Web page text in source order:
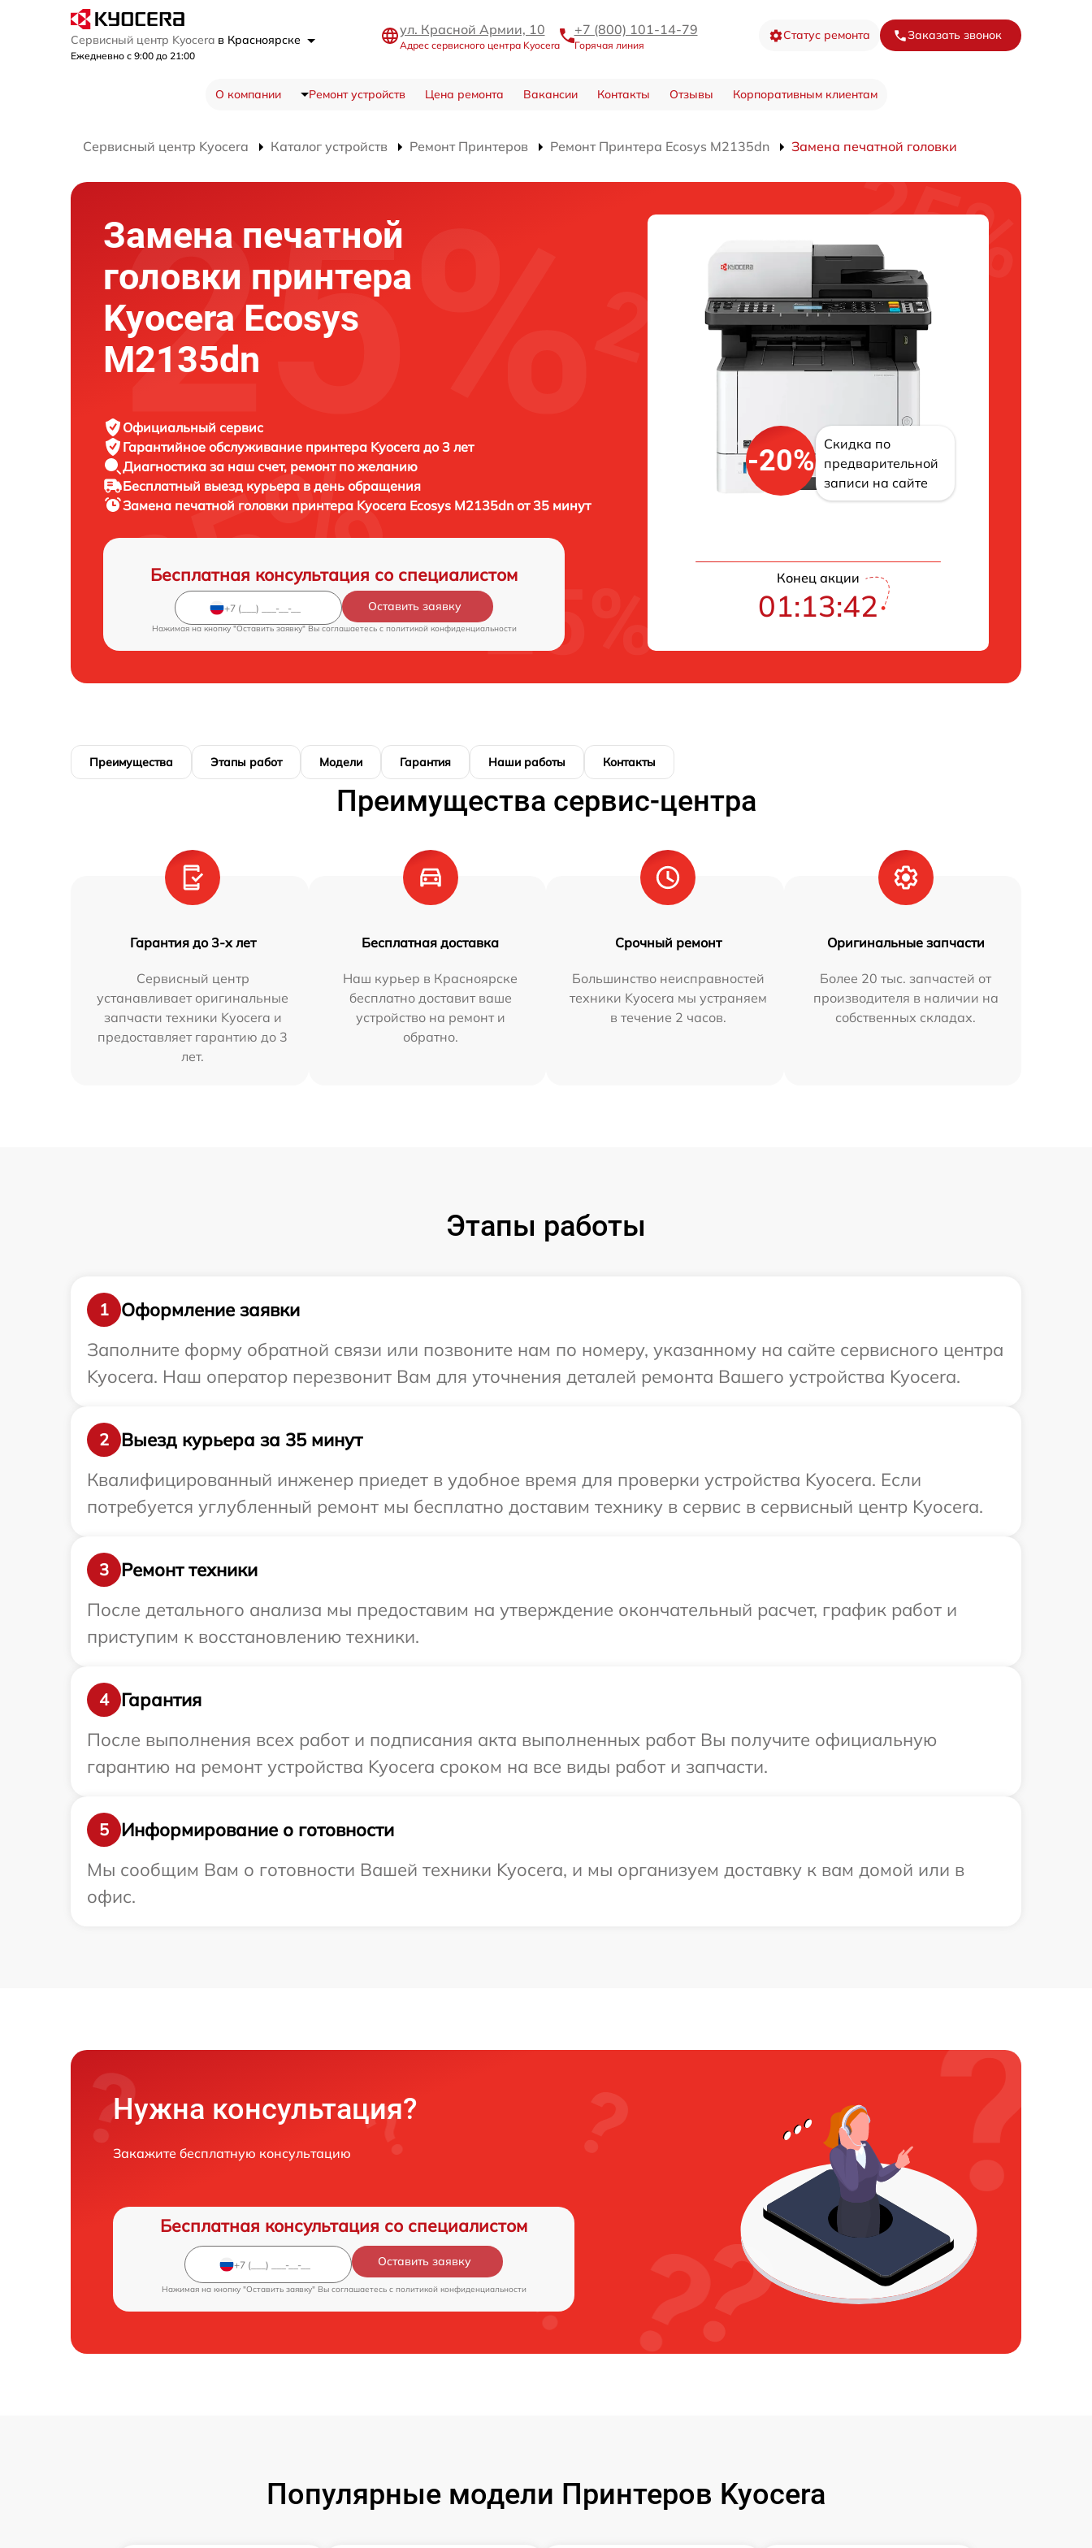
Сервисный центр Kyocera в Красноярске
Ежедневно с 9:00 до 21:00
ул. Красной Армии, 10
Адрес сервисного центра Kyocera
+7 (800) 101-14-79
Горячая линия
Статус ремонта Заказать звонок
О компании Ремонт устройств Цена ремонта Вакансии Контакты Отзывы Корпоративным клиентам
Сервисный центр Kyocera Каталог устройств Ремонт Принтеров Ремонт Принтера Ecosys M2135dn Замена печатной головки
Замена печатной
головки принтера
Kyocera Ecosys
M2135dn
Официальный сервис
Гарантийное обслуживание принтера Kyocera до 3 лет
Диагностика за наш счет, ремонт по желанию
Бесплатный выезд курьера в день обращения
Замена печатной головки принтера Kyocera Ecosys M2135dn от 35 минут
Бесплатная консультация со специалистом
Оставить заявку
Нажимая на кнопку "Оставить заявку" Вы соглашаетесь c политикой конфиденциальности
-20%
Скидка по
предварительной
записи на сайте
Конец акции
01:13:41
Преимущества Этапы работ Модели Гарантия Наши работы Контакты
Преимущества сервис-центра
Гарантия до 3-х лет
Сервисный центр
устанавливает оригинальные
запчасти техники Kyocera и
предоставляет гарантию до 3
лет.
Бесплатная доставка
Наш курьер в Красноярске
бесплатно доставит ваше
устройство на ремонт и
обратно.
Срочный ремонт
Большинство неисправностей
техники Kyocera мы устраняем
в течение 2 часов.
Оригинальные запчасти
Более 20 тыс. запчастей от
производителя в наличии на
собственных складах.
Этапы работы
1
Оформление заявки
Заполните форму обратной связи или позвоните нам по номеру, указанному на сайте сервисного центра
Kyocera. Наш оператор перезвонит Вам для уточнения деталей ремонта Вашего устройства Kyocera.
2
Выезд курьера за 35 минут
Квалифицированный инженер приедет в удобное время для проверки устройства Kyocera. Если
потребуется углубленный ремонт мы бесплатно доставим технику в сервис в сервисный центр Kyocera.
3
Ремонт техники
После детального анализа мы предоставим на утверждение окончательный расчет, график работ и
приступим к восстановлению техники.
4
Гарантия
После выполнения всех работ и подписания акта выполненных работ Вы получите официальную
гарантию на ремонт устройства Kyocera сроком на все виды работ и запчасти.
5
Информирование о готовности
Мы сообщим Вам о готовности Вашей техники Kyocera, и мы организуем доставку к вам домой или в
офис.
Нужна консультация?
Закажите бесплатную консультацию
Бесплатная консультация со специалистом
Оставить заявку
Нажимая на кнопку "Оставить заявку" Вы соглашаетесь c политикой конфиденциальности
Популярные модели Принтеров Kyocera